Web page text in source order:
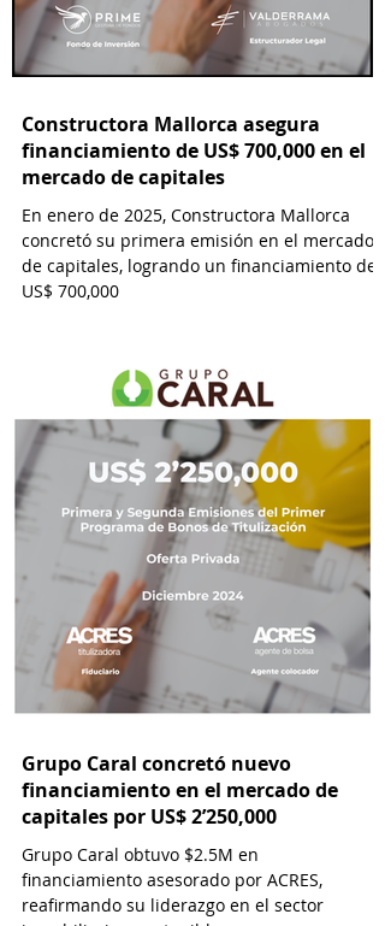
Constructora Mallorca asegura
financiamiento de US$ 700,000 en el
mercado de capitales
En enero de 2025, Constructora Mallorca
concretó su primera emisión en el mercado
de capitales, logrando un financiamiento de
US$ 700,000
Grupo Caral concretó nuevo
financiamiento en el mercado de
capitales por US$ 2’250,000
Grupo Caral obtuvo $2.5M en
financiamiento asesorado por ACRES,
reafirmando su liderazgo en el sector